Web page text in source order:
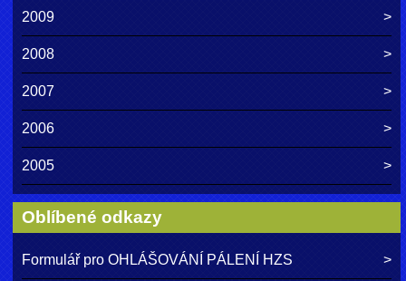
2009
2008
2007
2006
2005
Oblíbené odkazy
Formulář pro OHLÁŠOVÁNÍ PÁLENÍ HZS